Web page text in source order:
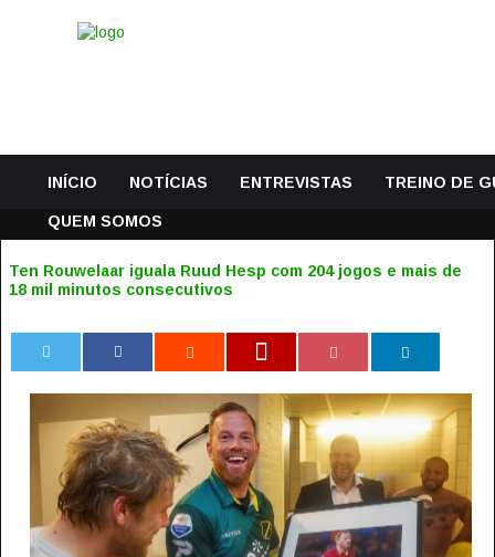
INÍCIO NOTÍCIAS ENTREVISTAS TREINO DE
QUEM SOMOS
Ten Rouwelaar iguala Ruud Hesp com 204 jogos e mais de
18 mil minutos consecutivos
0